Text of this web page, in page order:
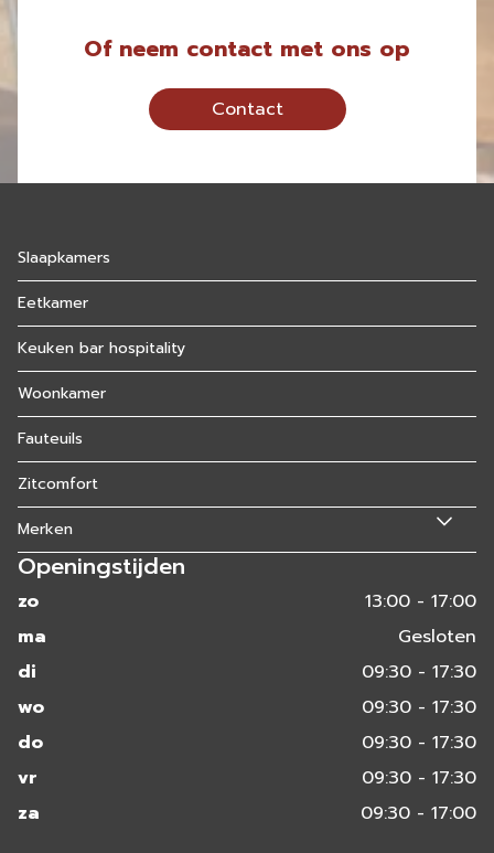
Of neem contact met ons op
Contact
Slaapkamers
Eetkamer
Keuken bar hospitality
Woonkamer
Fauteuils
Zitcomfort
Merken
Openingstijden
zo
13:00 - 17:00
ma
Gesloten
di
09:30 - 17:30
wo
09:30 - 17:30
do
09:30 - 17:30
vr
09:30 - 17:30
za
09:30 - 17:00